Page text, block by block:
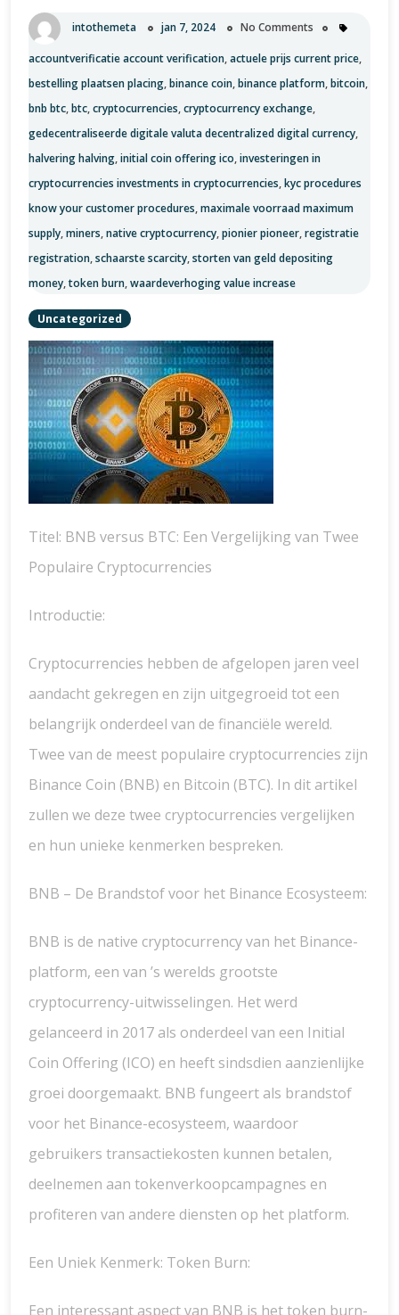
intothemeta jan 7, 2024 No Comments
accountverificatie account verification,actuele prijs current price,
bestelling plaatsen placing,binance coin,binance platform,bitcoin,
bnb btc,btc,cryptocurrencies,cryptocurrency exchange,
gedecentraliseerde digitale valuta decentralized digital currency,
halvering halving,initial coin offering ico,investeringen in
cryptocurrencies investments in cryptocurrencies,kyc procedures
know your customer procedures,maximale voorraad maximum
supply,miners,native cryptocurrency,pionier pioneer,registratie
registration,schaarste scarcity,storten van geld depositing
money,token burn,waardeverhoging value increase
Uncategorized
Titel: BNB versus BTC: Een Vergelijking van Twee
Populaire Cryptocurrencies
Introductie:
Cryptocurrencies hebben de afgelopen jaren veel
aandacht gekregen en zijn uitgegroeid tot een
belangrijk onderdeel van de financiële wereld.
Twee van de meest populaire cryptocurrencies zijn
Binance Coin (BNB) en Bitcoin (BTC). In dit artikel
zullen we deze twee cryptocurrencies vergelijken
en hun unieke kenmerken bespreken.
BNB – De Brandstof voor het Binance Ecosysteem:
BNB is de native cryptocurrency van het Binance-
platform, een van ’s werelds grootste
cryptocurrency-uitwisselingen. Het werd
gelanceerd in 2017 als onderdeel van een Initial
Coin Offering (ICO) en heeft sindsdien aanzienlijke
groei doorgemaakt. BNB fungeert als brandstof
voor het Binance-ecosysteem, waardoor
gebruikers transactiekosten kunnen betalen,
deelnemen aan tokenverkoopcampagnes en
profiteren van andere diensten op het platform.
Een Uniek Kenmerk: Token Burn:
Een interessant aspect van BNB is het token burn-